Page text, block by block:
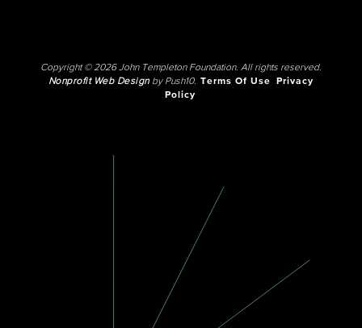
Copyright © 2026 John Templeton Foundation. All rights reserved.
Nonprofit Web Designby Push10. Terms Of Use
Privacy
Policy